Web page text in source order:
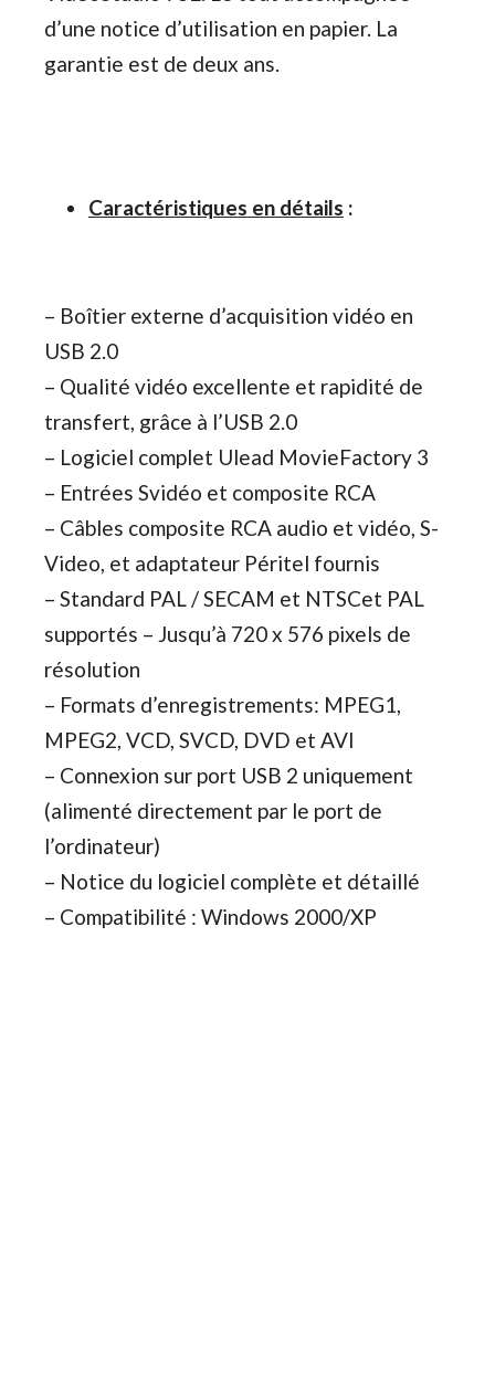
d’une notice d’utilisation en papier. La
garantie est de deux ans.
Caractéristiques en détails :
– Boîtier externe d’acquisition vidéo en
USB 2.0
– Qualité vidéo excellente et rapidité de
transfert, grâce à l’USB 2.0
– Logiciel complet Ulead MovieFactory 3
– Entrées Svidéo et composite RCA
– Câbles composite RCA audio et vidéo, S-
Video, et adaptateur Péritel fournis
– Standard PAL / SECAM et NTSCet PAL
supportés – Jusqu’à 720 x 576 pixels de
résolution
– Formats d’enregistrements: MPEG1,
MPEG2, VCD, SVCD, DVD et AVI
– Connexion sur port USB 2 uniquement
(alimenté directement par le port de
l’ordinateur)
– Notice du logiciel complète et détaillé
– Compatibilité : Windows 2000/XP